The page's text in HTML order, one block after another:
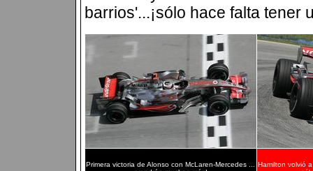
barrios'...¡sólo hace falta tener
Primera victoria de Alonso con McLaren-Mercedes ...
Hamilton volvió